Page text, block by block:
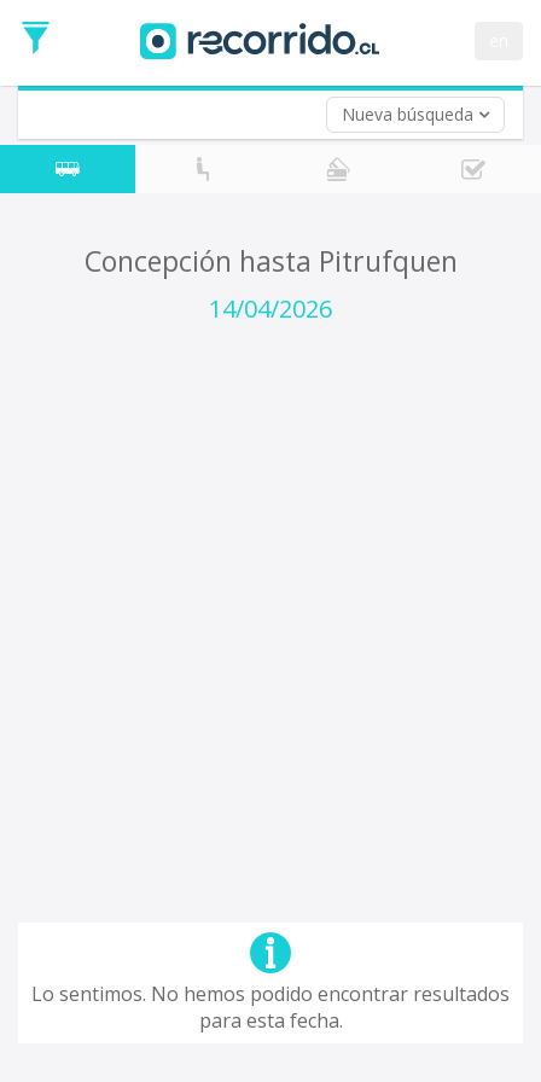
Nueva búsqueda
de
Ida
Vuelta (opcional)
Fecha
de
Concepción hasta Pitrufquen
14/04/2026
Lo sentimos. No hemos podido encontrar resultados
para esta fecha.